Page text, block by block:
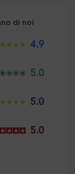
di noi
4.9
5.0
5.0
5.0